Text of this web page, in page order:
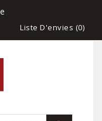
Liste D'envies (0)